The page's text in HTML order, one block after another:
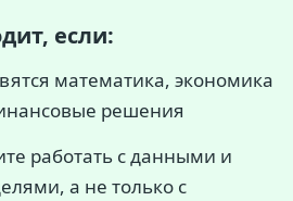
если:
математика, экономика
решения
работать с данными и
а не только с